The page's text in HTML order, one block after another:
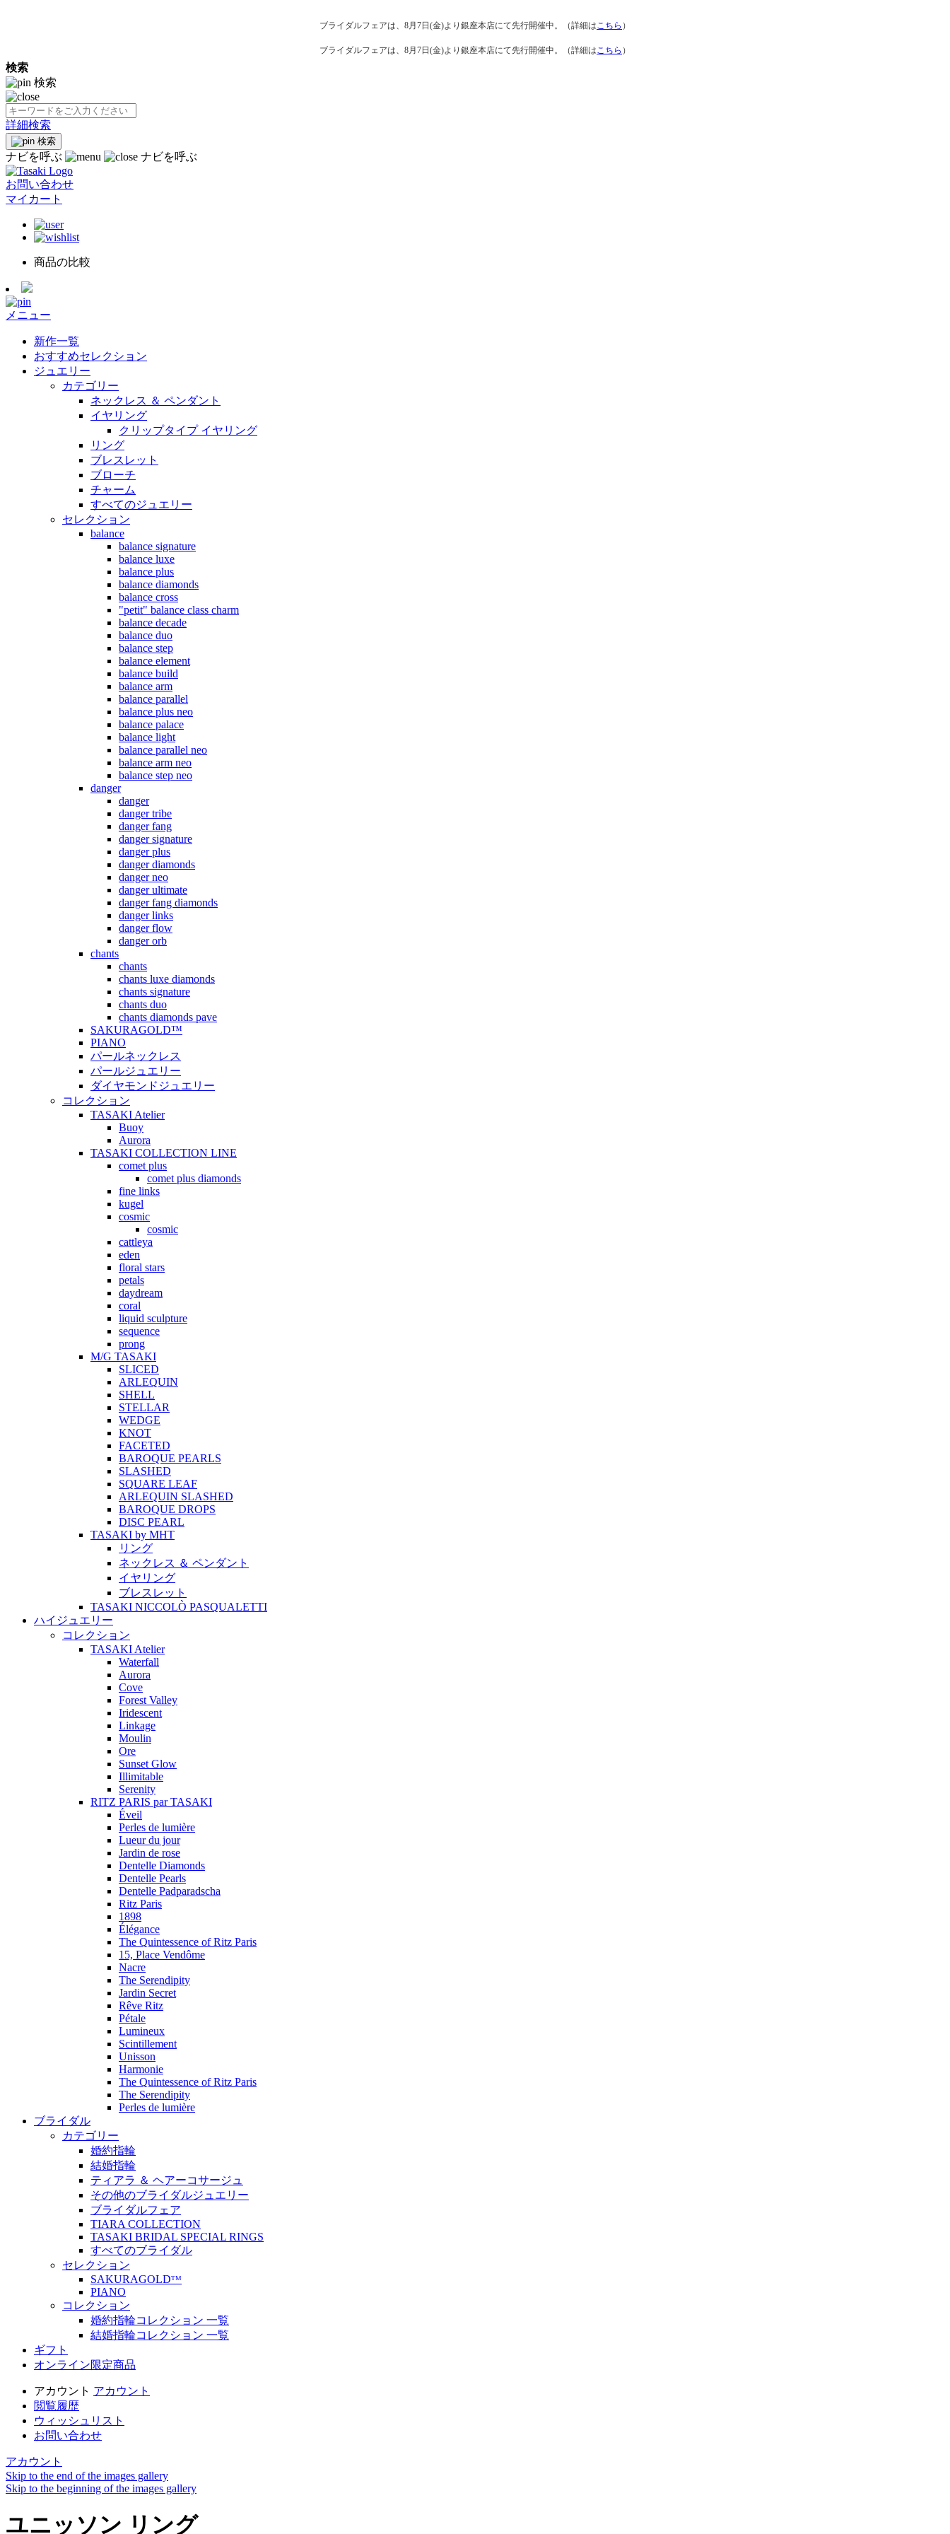
ブライダルフェアは、8月7日(金)より銀座本店にて先行開催中。（詳細はこちら ）
ブライダルフェアは、8月7日(金)より銀座本店にて先行開催中。（詳細はこちら ）
検索
検索
詳細検索
検索
ナビを呼ぶ ナビを呼ぶ
お問い合わせ
マイカート
商品の比較
メニュー
新作一覧
おすすめセレクション
ジュエリー
カテゴリー
ネックレス ＆ ペンダント
イヤリング
クリップタイプ イヤリング
リング
ブレスレット
ブローチ
チャーム
すべてのジュエリー
セレクション
balance
balance signature
balance luxe
balance plus
balance diamonds
balance cross
"petit" balance class charm
balance decade
balance duo
balance step
balance element
balance build
balance arm
balance parallel
balance plus neo
balance palace
balance light
balance parallel neo
balance arm neo
balance step neo
danger
danger
danger tribe
danger fang
danger signature
danger plus
danger diamonds
danger neo
danger ultimate
danger fang diamonds
danger links
danger flow
danger orb
chants
chants
chants luxe diamonds
chants signature
chants duo
chants diamonds pave
SAKURAGOLD™
PIANO
パールネックレス
パールジュエリー
ダイヤモンドジュエリー
コレクション
TASAKI Atelier
Buoy
Aurora
TASAKI COLLECTION LINE
comet plus
comet plus diamonds
fine links
kugel
cosmic
cosmic
cattleya
eden
floral stars
petals
daydream
coral
liquid sculpture
sequence
prong
M/G TASAKI
SLICED
ARLEQUIN
SHELL
STELLAR
WEDGE
KNOT
FACETED
BAROQUE PEARLS
SLASHED
SQUARE LEAF
ARLEQUIN SLASHED
BAROQUE DROPS
DISC PEARL
TASAKI by MHT
リング
ネックレス ＆ ペンダント
イヤリング
ブレスレット
TASAKI NICCOLÒ PASQUALETTI
ハイジュエリー
コレクション
TASAKI Atelier
Waterfall
Aurora
Cove
Forest Valley
Iridescent
Linkage
Moulin
Ore
Sunset Glow
Illimitable
Serenity
RITZ PARIS par TASAKI
Éveil
Perles de lumière
Lueur du jour
Jardin de rose
Dentelle Diamonds
Dentelle Pearls
Dentelle Padparadscha
Ritz Paris
1898
Élégance
The Quintessence of Ritz Paris
15, Place Vendôme
Nacre
The Serendipity
Jardin Secret
Rêve Ritz
Pétale
Lumineux
Scintillement
Unisson
Harmonie
The Quintessence of Ritz Paris
The Serendipity
Perles de lumière
ブライダル
カテゴリー
婚約指輪
結婚指輪
ティアラ ＆ ヘアーコサージュ
その他のブライダルジュエリー
ブライダルフェア
TIARA COLLECTION
TASAKI BRIDAL SPECIAL RINGS
すべてのブライダル
セレクション
SAKURAGOLDᵀᴹ
PIANO
コレクション
婚約指輪コレクション 一覧
結婚指輪コレクション 一覧
ギフト
オンライン限定商品
アカウント アカウント
閲覧履歴
ウィッシュリスト
お問い合わせ
アカウント
Skip to the end of the images gallery
Skip to the beginning of the images gallery
ユニッソン リング